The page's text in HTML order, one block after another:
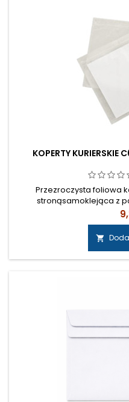
KOPERTY
Przezroczysta foliowa
stronąsamoklejąca z
C6wymiary (mm):
110opakowanie: 1000
